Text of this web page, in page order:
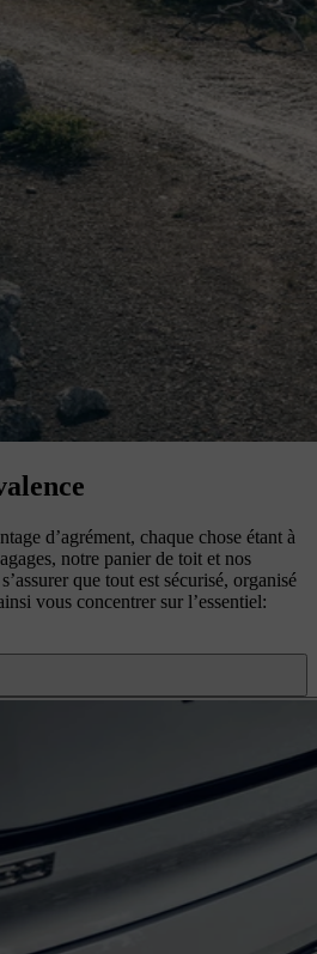
d’agrément, chaque chose étant à
notre panier de toit et nos
que tout est sécurisé, organisé
vous concentrer sur l’essentiel: